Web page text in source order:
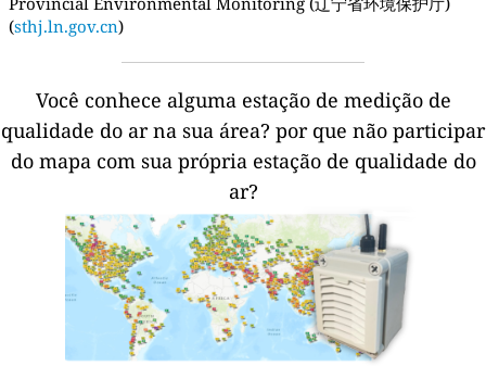
(sthj.ln.gov.cn)
Você conhece alguma estação de medição de
qualidade do ar na sua área? por que não participar
do mapa com sua própria estação de qualidade do
ar?